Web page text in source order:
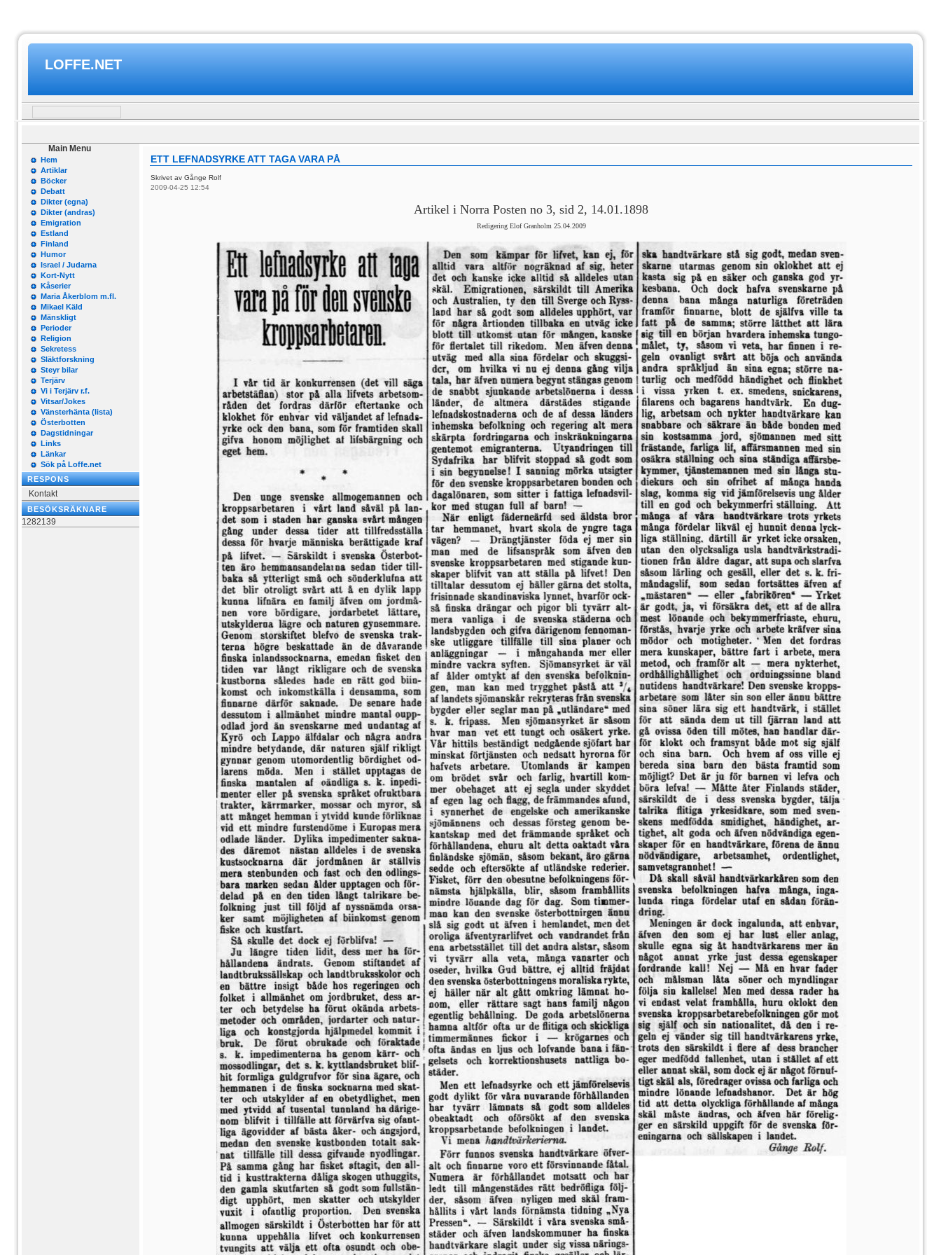
LOFFE.NET
Main Menu
Hem
Artiklar
Böcker
Debatt
Dikter (egna)
Dikter (andras)
Emigration
Estland
Finland
Humor
Israel / Judarna
Kort-Nytt
Kåserier
Maria Åkerblom m.fl.
Mikael Käld
Mänskligt
Perioder
Religion
Sekretess
Släktforskning
Steyr bilar
Terjärv
Vi i Terjärv r.f.
Vitsar/Jokes
Vänsterhänta (lista)
Österbotten
Dagstidningar
Links
Länkar
Sök på Loffe.net
RESPONS
Kontakt
BESÖKSRÄKNARE
1282139
ETT LEFNADSYRKE ATT TAGA VARA PÅ
Skrivet av Gånge Rolf
2009-04-25 12:54
Artikel i Norra Posten no 3, sid 2, 14.01.1898
Redigering Elof Granholm 25.04.2009